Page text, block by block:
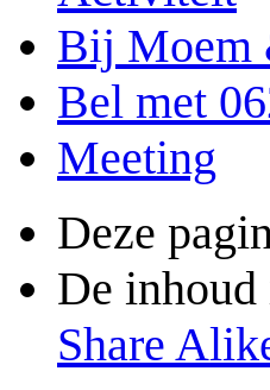
Bij Moem
Bel met
Meeting
Deze
De
Share